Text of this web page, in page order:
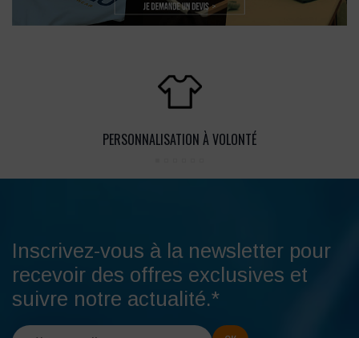
PERSONNALISATION À VOLONTÉ
Inscrivez-vous à la newsletter pour
recevoir des offres exclusives et
suivre notre actualité.*